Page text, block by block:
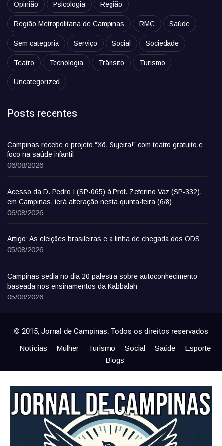
Opinião Psicologia Região
Região Metropolitana de Campinas RMC Saúde
Sem categoria Serviço Social Sociedade
Teatro Tecnologia Trânsito Turismo
Uncategorized
Posts recentes
Campinas recebe o projeto “Xô, Sujeira!” com teatro gratuito e
foco na saúde infantil
06/08/2026
Acesso da D. Pedro I (SP-065) à Prof. Zeferino Vaz (SP-332),
em Campinas, terá alteração nesta quinta-feira (6/8)
06/08/2026
Artigo: As eleições brasileiras e a linha de chegada dos ODS
05/08/2026
Campinas sedia no dia 20 palestra sobre autoconhecimento
baseada nos ensinamentos da Kabbalah
05/08/2026
© 2015, Jornal de Campinas. Todos os direitos reservados
Notícias Mulher Turismo Social Saúde
Esporte
Blogs